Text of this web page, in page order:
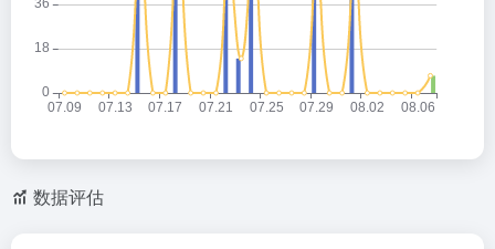
数据评估